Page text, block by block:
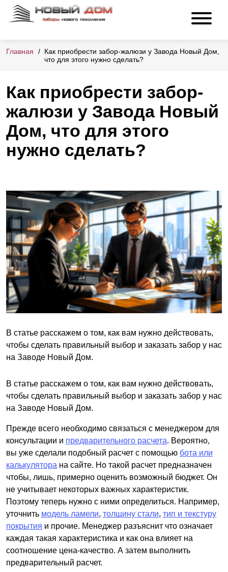
Главная
Как приобрести забор-жалюзи у Завода Новый Дом,
что для этого нужно сделать?
Как приобрести забор-
жалюзи у Завода Новый
Дом, что для этого
нужно сделать?
В статье расскажем о том, как вам нужно действовать,
чтобы сделать правильный выбор и заказать забор у нас
на Заводе Новый Дом.
В статье расскажем о том, как вам нужно действовать,
чтобы сделать правильный выбор и заказать забор у нас
на Заводе Новый Дом.
Прежде всего необходимо связаться с менеджером для
консультации и предварительного расчета. Вероятно,
вы уже сделали подобный расчет с помощью бота или
калькулятора на сайте. Но такой расчет предназначен
чтобы, лишь, примерно оценить возможный бюджет. Он
не учитывает некоторых важных характеристик.
Поэтому теперь нужно с ними определиться. Например,
уточнить модель ламели, толщину стали, тип и текстуру
покрытия и прочие. Менеджер разъяснит что означает
каждая такая характеристика и как она влияет на
соотношение цена-качество. А затем выполнить
предварительный расчет.